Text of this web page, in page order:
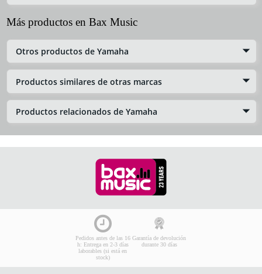
Más productos en Bax Music
Otros productos de Yamaha
Productos similares de otras marcas
Productos relacionados de Yamaha
Pedidos antes de las 16
h: Entrega en 2-3 días
laborables (si está en
stock)
Garantía de devolución
durante 30 días